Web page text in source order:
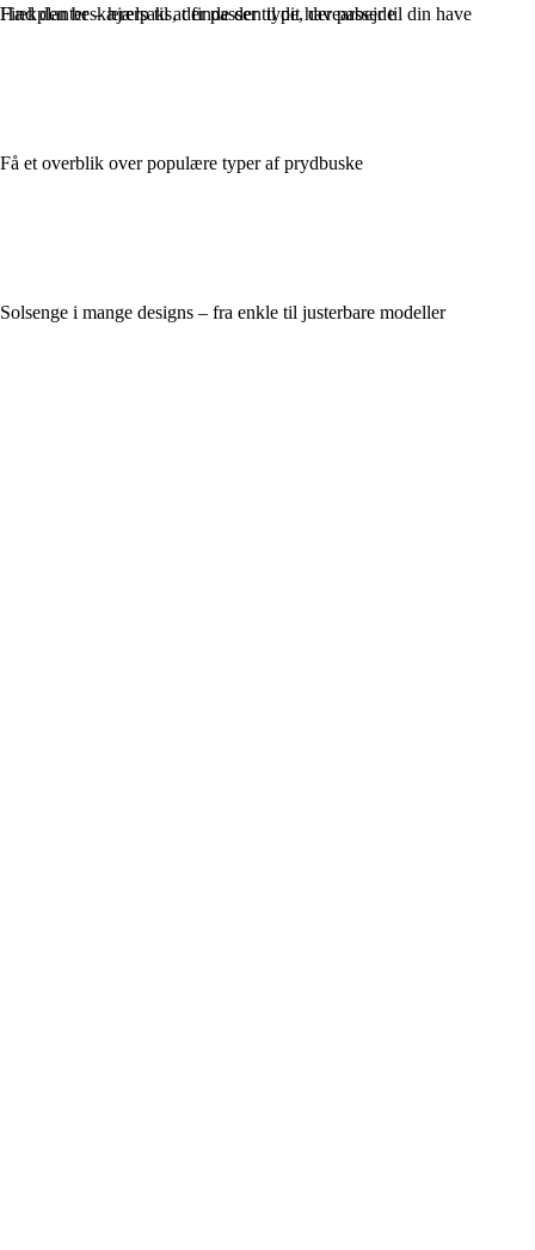
Find den beskærersaks, der passer til dit havearbejde
Få et overblik over populære typer af prydbuske
Solsenge i mange designs – fra enkle til justerbare modeller
Hækplanter – hjælp til at finde den type, der passer til din have